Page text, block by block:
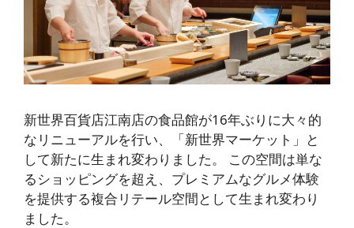
新世界百貨店江南店の食品館が16年ぶりに大々的
なリニューアルを行い、「新世界マーケット」と
して新たに生まれ変わりました。 この空間は単な
るショッピングを超え、プレミアムなグルメ体験
を提供する複合リテール空間として生まれ変わり
ました。